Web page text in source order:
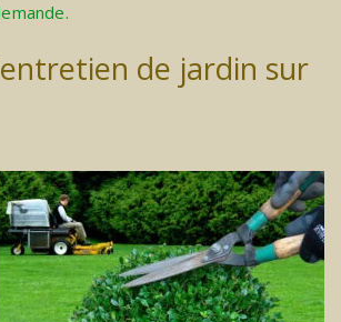
de jardin sur